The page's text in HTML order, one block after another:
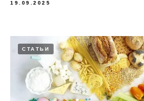
19.09.2025
СТАТЬИ